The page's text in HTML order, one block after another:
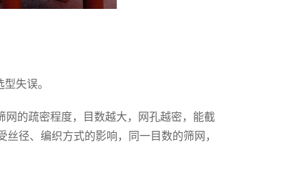
失误。
网的疏密程度，目数越大，网孔越密，能截
径、编织方式的影响，同一目数的筛网，